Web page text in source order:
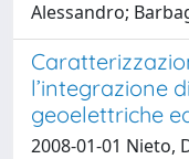
Alessandro;
l’integrazione
geoelettriche
2008-01-01 Nieto,